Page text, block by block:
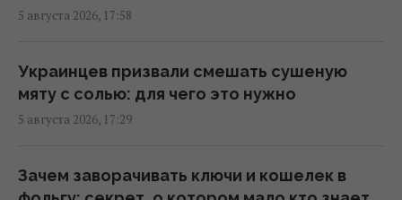
разгар лета: причина оказалась
парадоксальной
02:50 четверг, 06 августа 2026
Супруги купили дешевый дом в Италии, но
вскоре обнаружился главный подвох
5 августа 2026, 17:58
Украинцев призвали смешать сушеную
мяту с солью: для чего это нужно
5 августа 2026, 17:29
Зачем заворачивать ключи и кошелек в